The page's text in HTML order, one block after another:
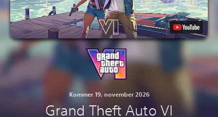
Kommer 19. november 2026
Grand Theft Auto VI